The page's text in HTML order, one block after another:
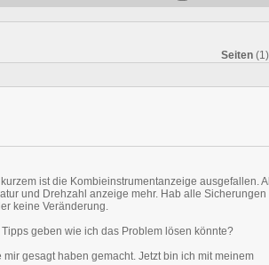
Seiten
ist die Kombieinstrumentanzeige ausgefallen.
und Drehzahl anzeige mehr. Hab alle Sicherungen
keine Veränderung.
geben wie ich das Problem lösen könnte?
gesagt haben gemacht. Jetzt bin ich mit meinem